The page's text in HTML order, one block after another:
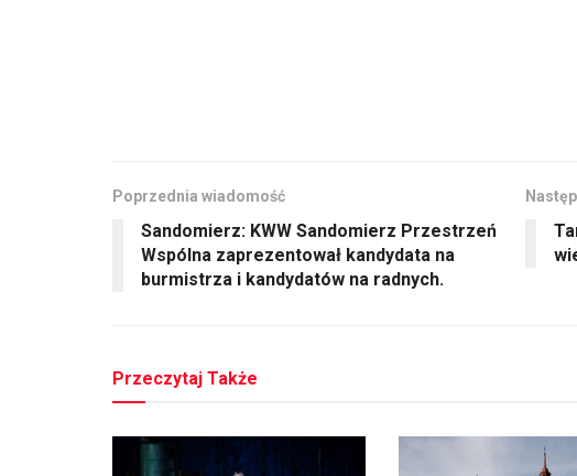
Poprzednia wiadomość
Sandomierz: KWW Sandomierz Przestrzeń
Wspólna zaprezentował kandydata na
burmistrza i kandydatów na radnych.
Przeczytaj Także